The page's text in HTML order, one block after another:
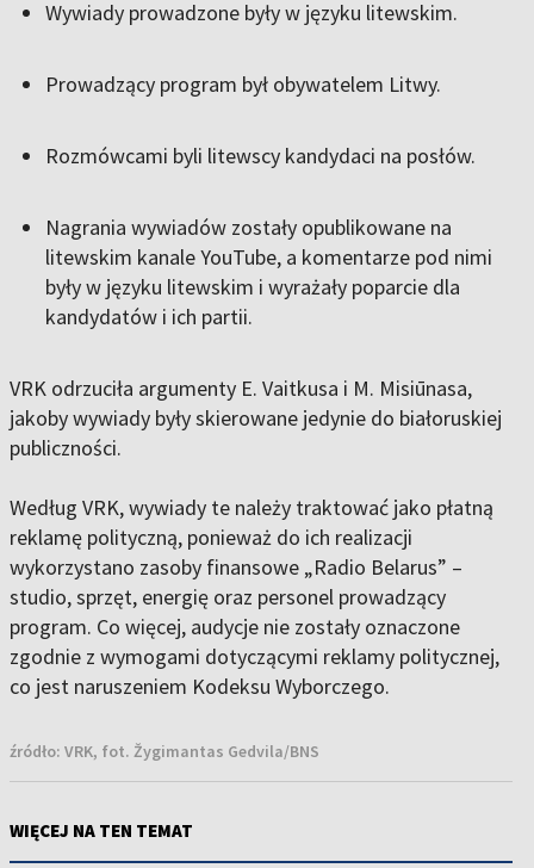
Wywiady prowadzone były w języku litewskim.
Prowadzący program był obywatelem Litwy.
Rozmówcami byli litewscy kandydaci na posłów.
Nagrania wywiadów zostały opublikowane na
litewskim kanale YouTube, a komentarze pod nimi
były w języku litewskim i wyrażały poparcie dla
kandydatów i ich partii.
VRK odrzuciła argumenty E. Vaitkusa i M. Misiūnasa,
jakoby wywiady były skierowane jedynie do białoruskiej
publiczności.
Według VRK, wywiady te należy traktować jako płatną
reklamę polityczną, ponieważ do ich realizacji
wykorzystano zasoby finansowe „Radio Belarus” –
studio, sprzęt, energię oraz personel prowadzący
program. Co więcej, audycje nie zostały oznaczone
zgodnie z wymogami dotyczącymi reklamy politycznej,
co jest naruszeniem Kodeksu Wyborczego.
źródło: VRK, fot. Žygimantas Gedvila/BNS
WIĘCEJ NA TEN TEMAT